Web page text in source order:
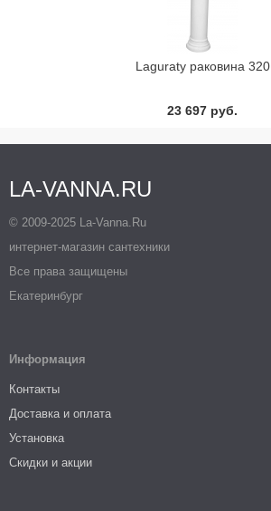
Laguraty раковина 320
23 697 руб.
LA-VANNA.RU
© 2009-2025 La-Vanna.Ru
интернет-магазин сантехники
Все права защищены
Екатеринбург
Информация
Контакты
Доставка и оплата
Установка
Скидки и акции